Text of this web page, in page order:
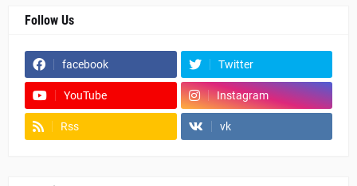
Follow Us
facebook Twitter
YouTube Instagram
Rss vk